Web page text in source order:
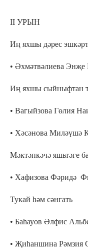
II УРЫН
Иң яхшы дәрес
• Әхмәтвәлиева Энҗе
Иң яхшы сыйныфтан
• Вагыйзова Гөлия
• Хәсәнова Миләүшә
Мәктәпкәчә яшьтәге
• Хафизова Фәридә
Тукай һәм сәнгать
• Баһауов Әлфис
• Җиһаншина Рәмзия